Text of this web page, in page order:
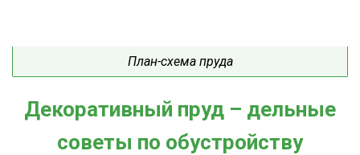
План-схема пруда
Декоративный пруд – дельные
советы по обустройству